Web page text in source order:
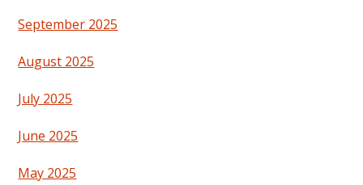
September 2025
August 2025
July 2025
June 2025
May 2025